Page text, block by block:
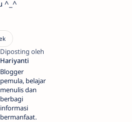
^_^
Blogger
pemula, belajar
menulis dan
berbagi
informasi
bermanfaat.